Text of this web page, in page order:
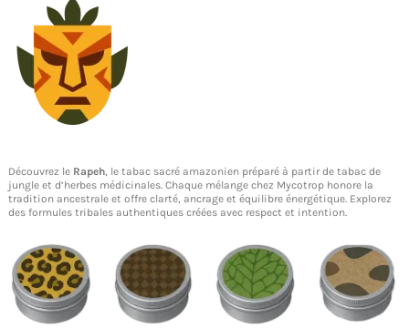
Découvrez le Rapeh , le tabac sacré amazonien préparé à partir de tabac de
jungle et d’herbes médicinales. Chaque mélange chez Mycotrop honore la
tradition ancestrale et offre clarté, ancrage et équilibre énergétique. Explorez
des formules tribales authentiques créées avec respect et intention.